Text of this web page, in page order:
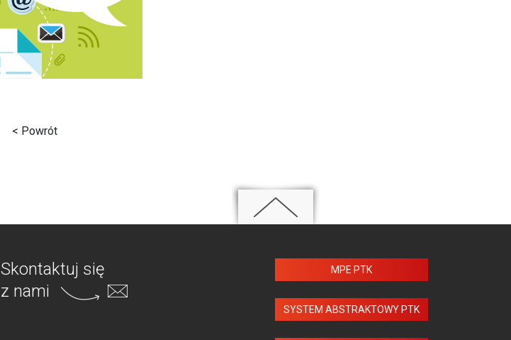
< Powrót
Skontaktuj się
z nami
MPE PTK
SYSTEM ABSTRAKTOWY PTK